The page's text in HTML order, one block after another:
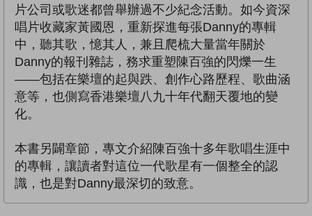
片公司或歌迷都曾舉辦過不少紀念活動。如今資深
唱片收藏家黃國恩，重新探進每張Danny的專輯
中，聽其歌，憶其人，兼且爬梳大量當年關於
Danny的報刊雜誌，務求重塑陳百強的閃爍一生
——包括在樂壇的起與跌、創作心路歷程、歌曲涵
意等，也側寫香港樂壇八九十年代翻天覆地的變
化。
本書另闢章節，專文介紹陳百強十多年歌唱生涯中
的專輯，讓讀者對這位一代歌星有一個整全的認
識，也是對Danny最深切的致意。